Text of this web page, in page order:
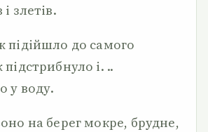
злетів.
підійшло до самого
і. ..
у воду.
на берег мокре, брудне,